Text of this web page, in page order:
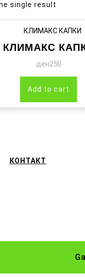
single result
КЛИМАКС
ден250
Add to cart
КОНТАКТ